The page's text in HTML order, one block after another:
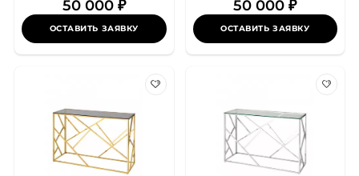
50 000 ₽
ОСТАВИТЬ ЗАЯВКУ
50 000 ₽
ОСТАВИТЬ ЗАЯВКУ